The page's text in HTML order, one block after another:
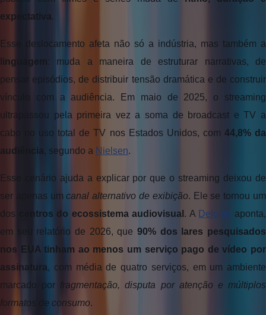
expectativa.
linguagem: muda a maneira de estruturar narrativas, de
pensar episódios, de distribuir tensão dramática e de construir
vínculo com a audiência. Em maio de 2025, o streaming
ultrapassou pela primeira vez a soma de broadcast e TV a
cabo no uso total de TV nos Estados Unidos, com 44,8% da
audiência, segundo a Nielsen.
Esse cenário ajuda a explicar por que o streaming deixou de
ser apenas um canal alternativo de exibição. Ele se tornou um
dos
centros do ecossistema audiovisual . A Deloitte aponta,
em seu relatório de 2026, que 90% dos lares pesquisados
nos EUA tinham ao menos um serviço pago de vídeo por
assinatura, com média de quatro serviços, em um ambiente
marcado por
fragmentação, disputa por atenção e múltiplos
formatos de consumo.